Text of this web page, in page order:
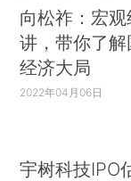
向松祚：宏
讲，带你了
经济大局
2022年04月06日
宇树科技IPO